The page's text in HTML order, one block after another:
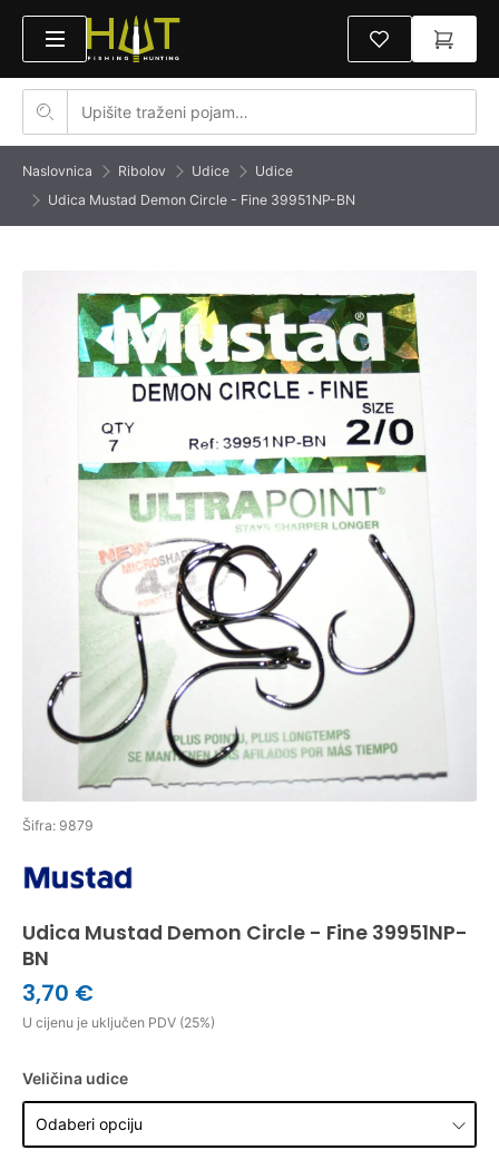
Naslovnica Ribolov Udice
Udice
Udica Mustad Demon Circle - Fine 39951NP-BN
Šifra: 9879
Udica Mustad Demon Circle - Fine 39951NP-
BN
3,70 €
U cijenu je uključen PDV (25%)
Veličina udice